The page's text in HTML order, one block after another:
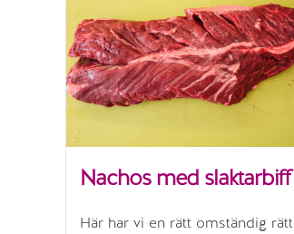
Nachos med slaktarbiff
Här har vi en rätt omständig rätt